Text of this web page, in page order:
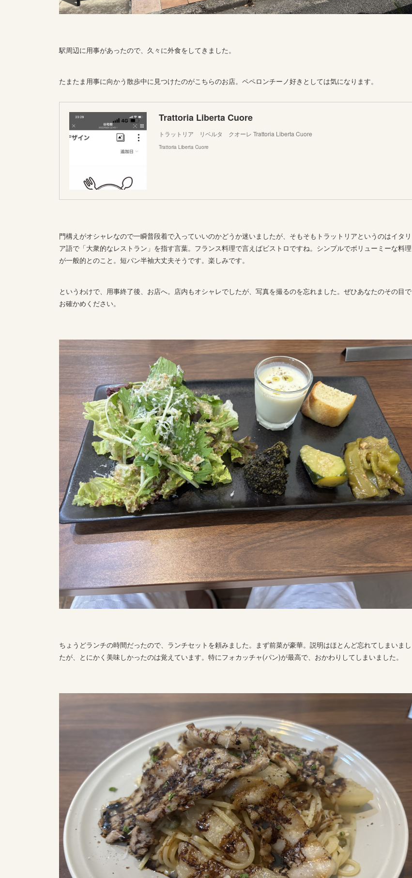
駅周辺に用事があったので、久々に外食をしてきました。
たまたま用事に向かう散歩中に見つけたのがこちらのお店。ペペロンチーノ好きとしては気になります。
Trattoria Liberta Cuore
トラットリア リベルタ クオーレ Trattoria Liberta Cuore
Trattoria Liberta Cuore
門構えがオシャレなので一瞬普段着で入っていいのかどうか迷いましたが、そもそもトラットリアというのはイタリ
ア語で「大衆的なレストラン」を指す言葉。フランス料理で言えばビストロですね。シンプルでボリューミーな料理
が一般的とのこと。短パン半袖大丈夫そうです。楽しみです。
というわけで、用事終了後、お店へ。店内もオシャレでしたが、写真を撮るのを忘れました。ぜひあなたのその目で
お確かめください。
ちょうどランチの時間だったので、ランチセットを頼みました。まず前菜が豪華。説明はほとんど忘れてしまいまし
たが、とにかく美味しかったのは覚えています。特にフォカッチャ(パン)が最高で、おかわりしてしまいました。